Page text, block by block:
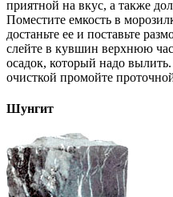
приятной на вкус, а также
Поместите емкость в
достаньте ее и поставьте
слейте в кувшин верхнюю
осадок, который надо
очисткой промойте
Шунгит